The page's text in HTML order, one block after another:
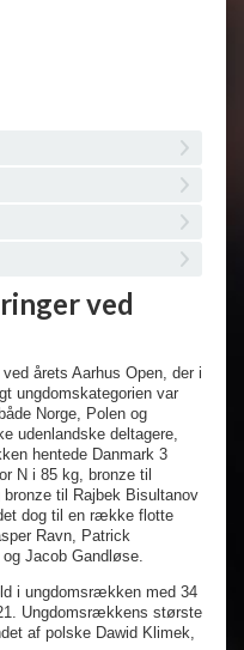
ved
årets Aarhus Open, der i
ungdomskategorien var
Norge, Polen og
udenlandske deltagere,
hentede Danmark 3
N i 85 kg, bronze til
til Rajbek Bisultanov
dog til en række flotte
Ravn, Patrick
Jacob Gandløse.
i ungdomsrækken med 34
Ungdomsrækkens største
af polske Dawid Klimek,